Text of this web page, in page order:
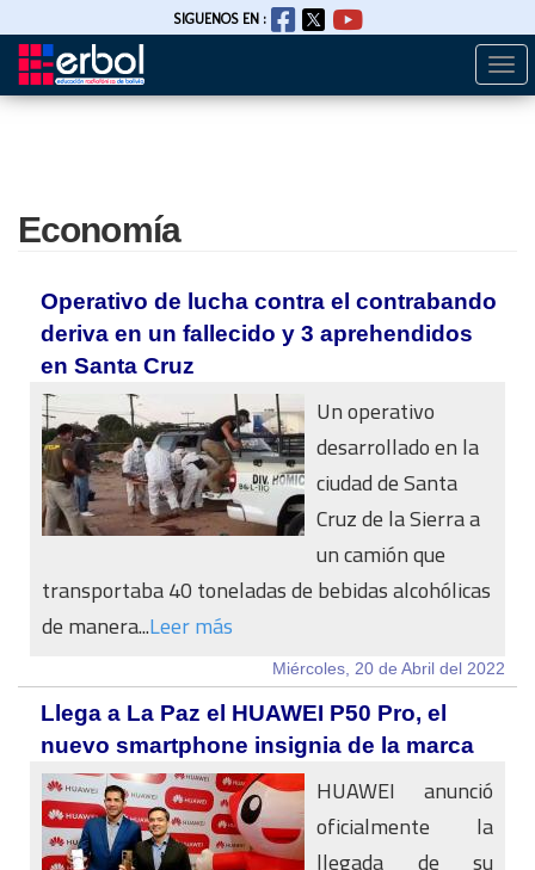
Pasar
SIGUENOS EN :
Economía
Operativo de lucha contra el contrabando
deriva en un fallecido y 3 aprehendidos
en Santa Cruz
Un operativo
desarrollado en la
ciudad de Santa
Cruz de la Sierra a
un camión que
transportaba 40 toneladas de bebidas alcohólicas
de manera...Leer más
Miércoles, 20 de Abril del 2022
Llega a La Paz el HUAWEI P50 Pro, el
nuevo smartphone insignia de la marca
HUAWEI anunció
oficialmente la